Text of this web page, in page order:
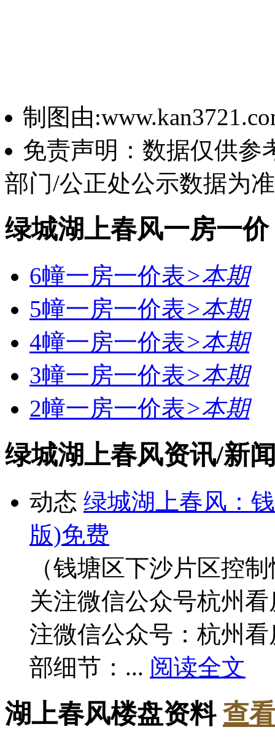
制图由
免责声明：数据仅供参
部门/公正处公示数据为
绿城湖上春风一房一价
6幢一房一价表>本期
5幢一房一价表>本期
4幢一房一价表>本期
3幢一房一价表>本期
2幢一房一价表>本期
绿城湖上春风资讯/新
动态 绿城湖上春风：
版)免费
（钱塘区下沙片区控
关注微信公众号杭州
注微信公众号：杭州
部细节：... 阅读全文
湖上春风楼盘资料 查